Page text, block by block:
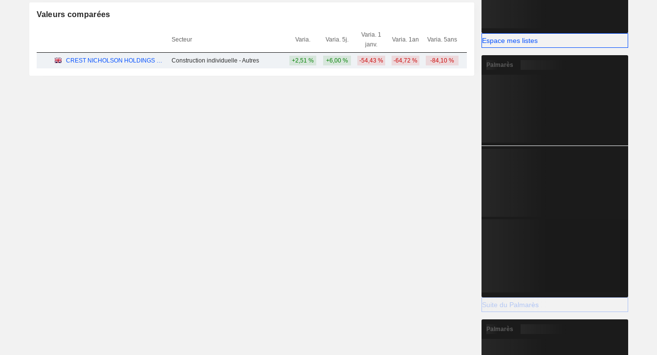
Valeurs comparées
Secteur Varia. Varia. 5j.
Varia. 1
janv.
Varia. 1an Varia. 5ans Capi. CT MT LT
CREST NICHOLSON HOLDINGS PLC Construction individuelle - Autres +2,51 % +6,00 % -54,43 % -64,72 % -84,10 %
Espace mes listes
Palmarès
Suite du Palmarès
Palmarès